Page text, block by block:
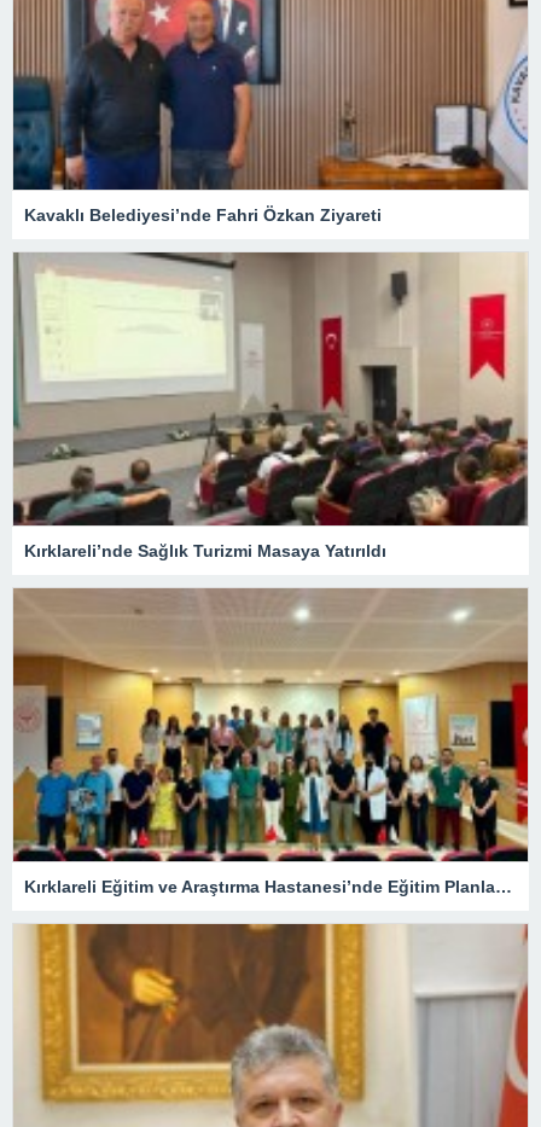
Kavaklı Belediyesi’nde Fahri Özkan Ziyareti
Kırklareli’nde Sağlık Turizmi Masaya Yatırıldı
Kırklareli Eğitim ve Araştırma Hastanesi’nde Eğitim Planlaması Masaya Yatırıldı